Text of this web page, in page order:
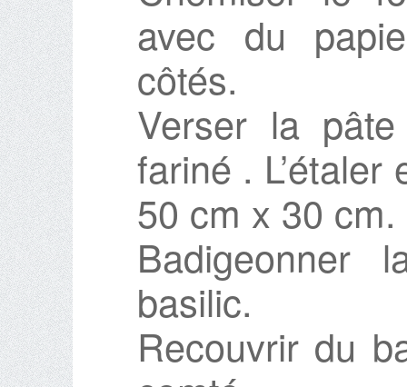
avec du
côtés.
Verser la
fariné . L’étaler
50 cm x 30 cm.
Badigeonner
basilic.
Recouvrir du